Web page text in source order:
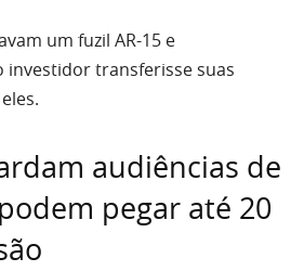
um fuzil AR-15 e
investidor transferisse suas
audiências de
pegar até 20